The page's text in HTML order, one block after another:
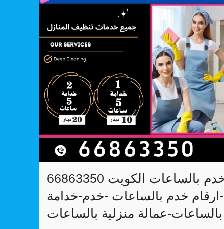
خدم بالساعات الكويت 66863350
-ارقام خدم بالساعات -خدم-خدامة
بالساعات-عمالة منزلية بالساعات